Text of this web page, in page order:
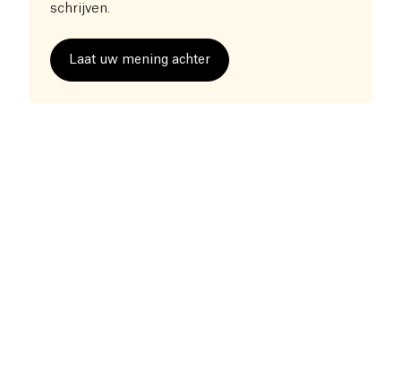
schrijven.
Laat uw mening achter